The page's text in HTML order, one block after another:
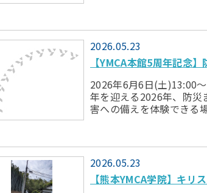
2026.05.23
【YMCA本館5周年記念
2026年6月6日(土)13:00
年を迎える2026年、防
害への備えを体験でき
2026.05.23
【熊本YMCA学院】キリ